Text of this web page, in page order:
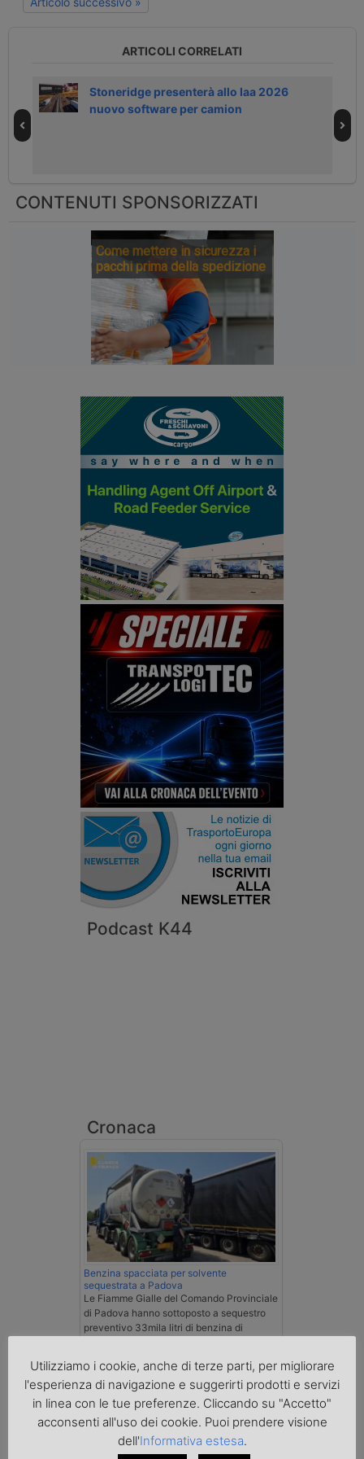
Podcast K44
Cronaca
Benzina spacciata per solvente
sequestrata a Padova
Le Fiamme Gialle del Comando Provinciale
di Padova hanno sottoposto a sequestro
preventivo 33mila litri di benzina di
l'autoarticolato utilizzato. Denunciato per
contrabbando di prodotti petroliferi il
conducente ungherese del mezzo, fermato
al valico di Tarvisio.
ARTICOLI CORRELATI
Stoneridge presenterà allo Iaa 2026
nuovo software per camion
CONTENUTI SPONSORIZZATI
Come mettere in sicurezza i
pacchi prima della spedizione
Utilizziamo i cookie, anche di terze parti, per migliorare
l'esperienza di navigazione e suggerirti prodotti e servizi
in linea con le tue preferenze. Cliccando su "Accetto"
acconsenti all'uso dei cookie. Puoi prendere visione
dell'Informativa estesa.